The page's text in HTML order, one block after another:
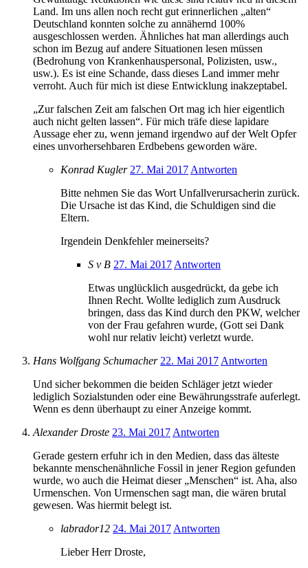
Land. Im uns allen noch recht gut erinnerlichen „alten“
Deutschland konnten solche zu annähernd 100%
ausgeschlossen werden. Ähnliches hat man allerdings auch
schon im Bezug auf andere Situationen lesen müssen
(Bedrohung von Krankenhauspersonal, Polizisten, usw.,
usw.). Es ist eine Schande, dass dieses Land immer mehr
verroht. Auch für mich ist diese Entwicklung inakzeptabel.
„Zur falschen Zeit am falschen Ort mag ich hier eigentlich
auch nicht gelten lassen“. Für mich träfe diese lapidare
Aussage eher zu, wenn jemand irgendwo auf der Welt Opfer
eines unvorhersehbaren Erdbebens geworden wäre.
Konrad Kugler 27. Mai 2017 Antworten
Bitte nehmen Sie das Wort Unfallverursacherin zurück.
Die Ursache ist das Kind, die Schuldigen sind die
Eltern.
Irgendein Denkfehler meinerseits?
S v B 27. Mai 2017 Antworten
Etwas unglücklich ausgedrückt, da gebe ich
Ihnen Recht. Wollte lediglich zum Ausdruck
bringen, dass das Kind durch den PKW, welcher
von der Frau gefahren wurde, (Gott sei Dank
wohl nur relativ leicht) verletzt wurde.
Hans Wolfgang Schumacher 22. Mai 2017 Antworten
Und sicher bekommen die beiden Schläger jetzt wieder
lediglich Sozialstunden oder eine Bewährungsstrafe auferlegt.
Wenn es denn überhaupt zu einer Anzeige kommt.
Alexander Droste 23. Mai 2017 Antworten
Gerade gestern erfuhr ich in den Medien, dass das älteste
bekannte menschenähnliche Fossil in jener Region gefunden
wurde, wo auch die Heimat dieser „Menschen“ ist. Aha, also
Urmenschen. Von Urmenschen sagt man, die wären brutal
gewesen. Was hiermit belegt ist.
labrador12 24. Mai 2017 Antworten
Lieber Herr Droste,